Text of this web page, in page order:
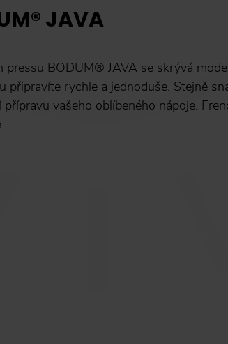
JAVA
pressu BODUM®️ JAVA se skrývá
připravíte rychle a jednoduše. Stejně
vašeho oblíbeného nápoje.